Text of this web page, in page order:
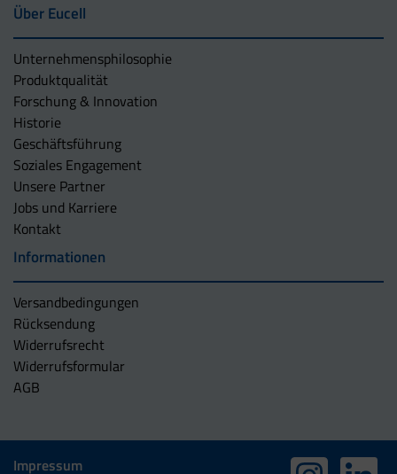
Über Eucell
Unternehmens­philosophie
Produktqualität
Forschung & Innovation
Historie
Geschäftsführung
Soziales Engagement
Unsere Partner
Jobs und Karriere
Kontakt
Informationen
Versandbedingungen
Rücksendung
Widerrufsrecht
Widerrufsformular
AGB
Impressum